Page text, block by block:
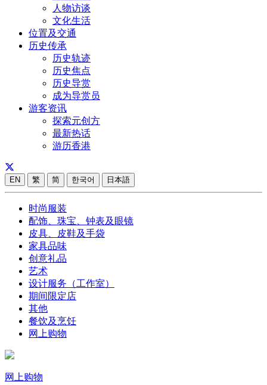
人物访谈
文化生活
位置及交通
历史传承
历史轨迹
历史焦点
历史导赏
成为导赏员
游客资讯
探索元创方
最新热话
游历香港
EN 繁 简 한국어 日本語
时尚服装
配饰、珠宝、钟表及眼镜
皮具、皮鞋及手袋
家具品味
创意礼品
艺术
设计服务（工作室）
期间限定店
其他
餐饮及烹饪
网上购物
网上购物